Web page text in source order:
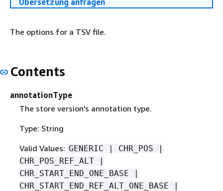
Übersetzung anfragen
The options for a TSV file.
Contents
annotationType
The store version's annotation type.
Type: String
Valid Values: GENERIC | CHR_POS |
CHR_POS_REF_ALT |
CHR_START_END_ONE_BASE |
CHR_START_END_REF_ALT_ONE_BASE |